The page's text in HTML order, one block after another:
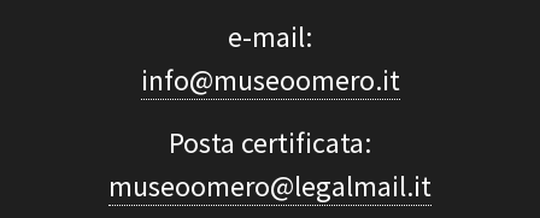
e-mail:
info@museoomero.it
Posta certificata:
museoomero@legalmail.it